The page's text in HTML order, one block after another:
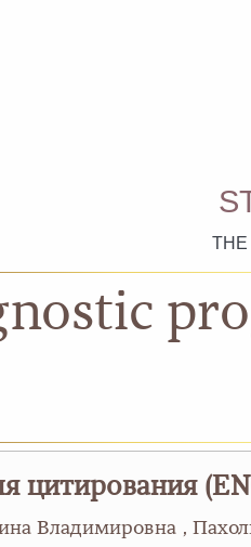
THE
цитирования
Владимировна ,